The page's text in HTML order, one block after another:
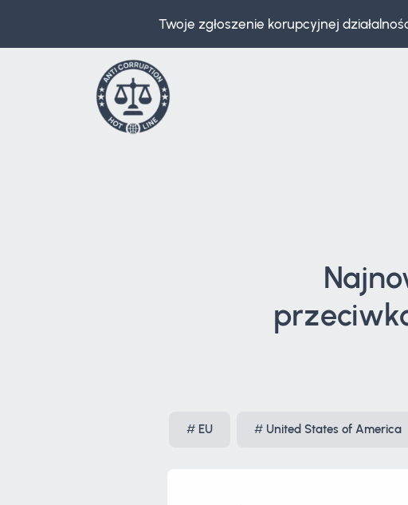
Twoje zgłoszenie korupcyjnej
EU United States of America